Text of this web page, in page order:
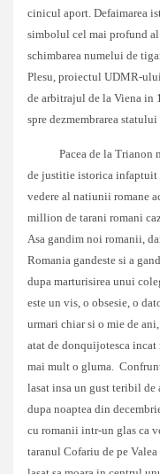
cinicul aport. Defaimarea
simbolul cel mai profund
schimbarea numelui de
Plesu, proiectul UDMR-
de arbitrajul de la Viena in
spre dezmembrarea
Pacea de la Trianon
de justitie istorica infaptuit
vedere al natiunii romane
million de tarani romani
Asa gandim noi romanii,
Romania gandeste si a
dupa marturisirea unui
este un vis, o obsesie, o
urmari chiar si o mie de
atat de donquijotesca incat
mai mult o gluma.
lasat insa un gust teribil
dupa noaptea din
cu romanii intr-un glas ca
taranul Cofariu de pe